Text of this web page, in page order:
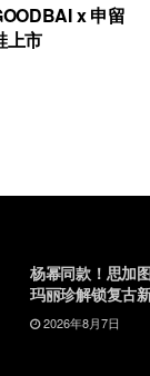
x 申留
上市
杨幂同款！思加
玛丽珍解锁复古
2026年8月7日